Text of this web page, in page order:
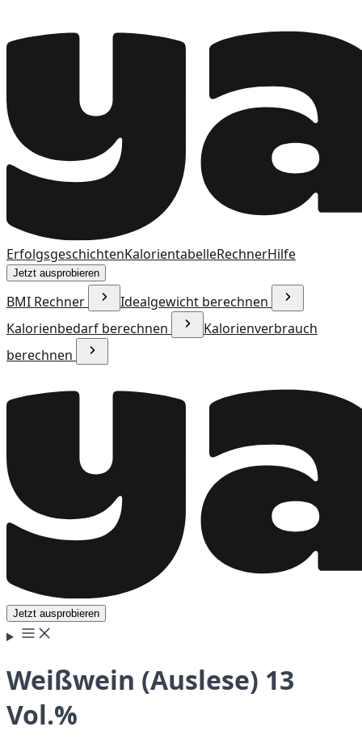
ErfolgsgeschichtenKalorientabelleRechnerHilfe
Jetzt ausprobieren
BMI Rechner
Idealgewicht berechnen
Kalorienbedarf berechnen
Kalorienverbrauch
berechnen
Jetzt ausprobieren
Weißwein (Auslese) 13
Vol.%